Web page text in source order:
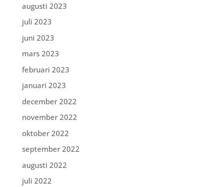
augusti 2023
juli 2023
juni 2023
mars 2023
februari 2023
januari 2023
december 2022
november 2022
oktober 2022
september 2022
augusti 2022
juli 2022